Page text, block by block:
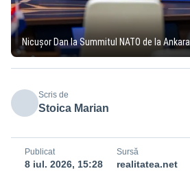
Nicușor Dan la Summitul NATO de la Ankara
Scris de
Stoica Marian
Publicat
8 iul. 2026, 15:28
Sursă
realitatea.net